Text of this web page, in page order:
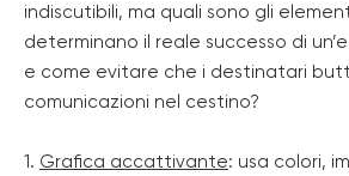
indiscutibili, ma quali sono gli
determinano il reale successo di
e come evitare che i destinatari
comunicazioni nel cestino?
1. Grafica accattivante: usa colori,